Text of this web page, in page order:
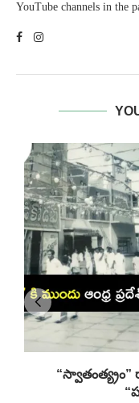
YouTube channels in the
“స్వాతంత్య్రం”